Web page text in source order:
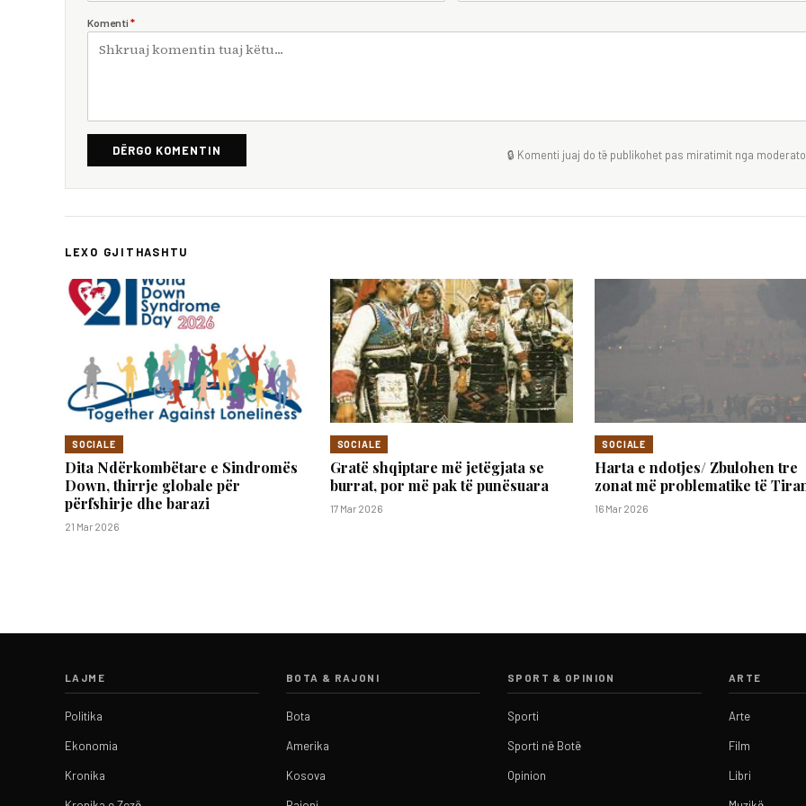
Komenti *
DËRGO KOMENTIN 🔒 Komenti juaj do të publikohet pas miratimit nga
LEXO GJITHASHTU
SOCIALE
Dita Ndërkombëtare e Sindromës
Down, thirrje globale për
përfshirje dhe barazi
21 Mar 2026
SOCIALE
Gratë shqiptare më jetëgjata se
burrat, por më pak të punësuara
17 Mar 2026
SOCIALE
Harta e ndotjes/ Zbulohen tre
zonat më problematike të
16 Mar 2026
LAJME
Politika
Ekonomia
Kronika
BOTA & RAJONI
Bota
Amerika
Kosova
SPORT & OPINION
Sporti
Sporti në Botë
Opinion
ARTE
Arte
Film
Libri